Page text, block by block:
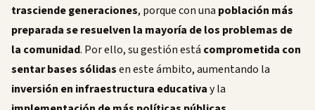
trasciende generaciones, porque con una población más
preparada se resuelven la mayoría de los problemas de
la comunidad. Por ello, su gestión está comprometida con
sentar bases sólidasen este ámbito, aumentando la
inversión en infraestructura educativay la